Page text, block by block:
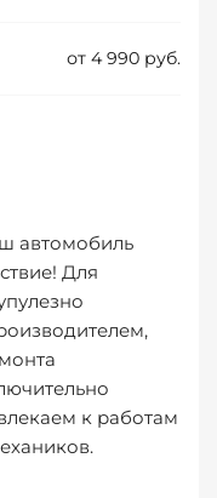
от 4 990 руб.
автомобиль
Для
к работам